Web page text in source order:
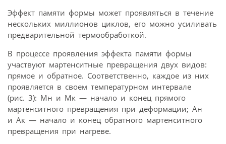
Эффект памяти формы может проявляться в течение
нескольких миллионов циклов, его можно усиливать
предварительной термообработкой.
В процессе проявления эффекта памяти формы
участвуют мартенситные превращения двух видов:
прямое и обратное. Соответственно, каждое из них
проявляется в своем температурном интервале
(рис. 3): Мн и Мк — начало и конец прямого
мартенситного превращения при деформации; Ан
и Ак — начало и конец обратного мартенситного
превращения при нагреве.